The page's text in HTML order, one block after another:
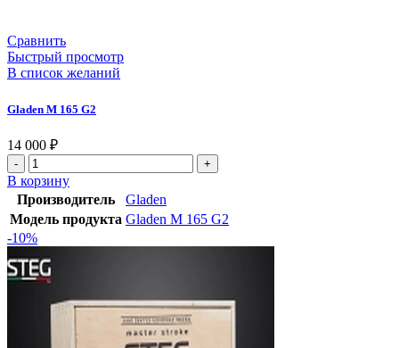
Сравнить
Быстрый просмотр
В список желаний
Gladen M 165 G2
14 000 ₽
В корзину
Производитель
Gladen
Модель продукта Gladen M 165 G2
-10%